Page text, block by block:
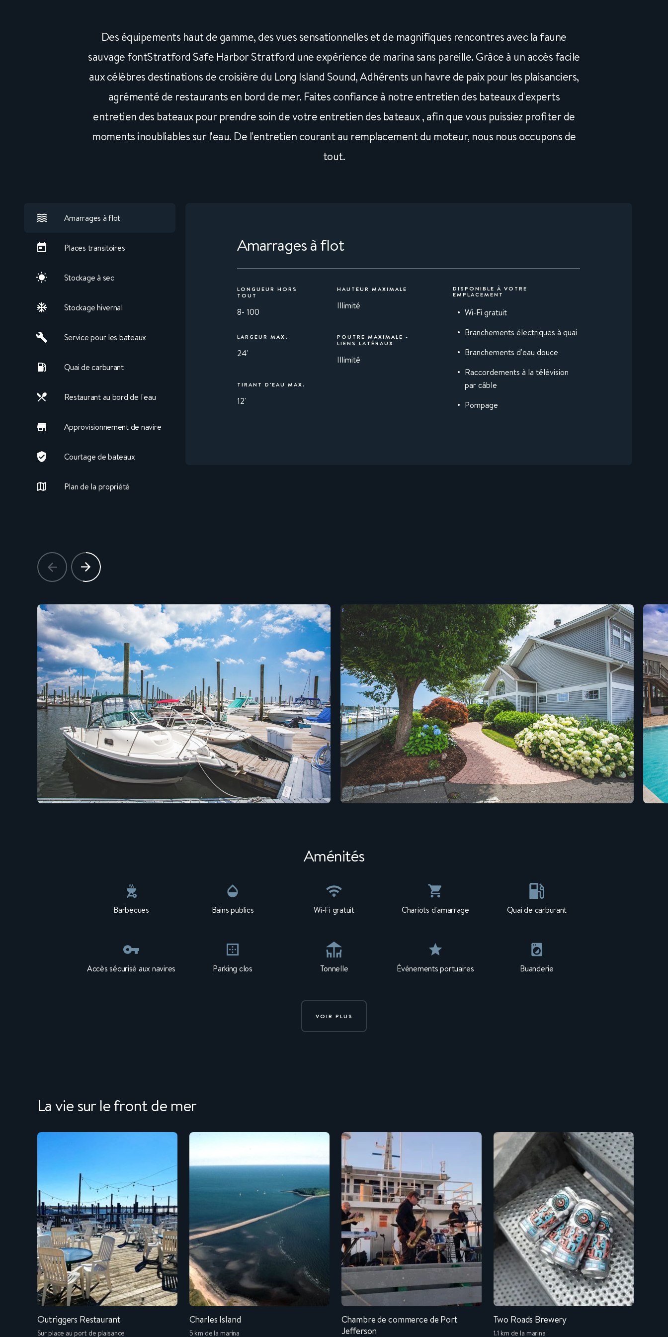
Des équipements haut de gamme, des vues sensationnelles et de magnifiques rencontres avec la faune
sauvage fontStratford Safe Harbor Stratford une expérience de marina sans pareille. Grâce à un accès facile
aux célèbres destinations de croisière du Long Island Sound, Adhérents un havre de paix pour les plaisanciers,
agrémenté de restaurants en bord de mer. Faites confiance à notre entretien des bateaux d'experts
entretien des bateaux pour prendre soin de votre entretien des bateaux , afin que vous puissiez profiter de
moments inoubliables sur l'eau. De l'entretien courant au remplacement du moteur, nous nous occupons de
tout.
Amarrages à flot
Places transitoires
Stockage à sec
Stockage hivernal
Service pour les bateaux
Quai de carburant
Restaurant au bord de l'eau
Approvisionnement de navire
Courtage de bateaux
Plan de la propriété
Amarrages à flot
LONGUEUR HORS
TOUT
8- 100
HAUTEUR MAXIMALE
Illimité
LARGEUR MAX.
24'
POUTRE MAXIMALE -
LIENS LATÉRAUX
Illimité
TIRANT D'EAU MAX.
12'
DISPONIBLE À VOTRE
EMPLACEMENT
Wi-Fi gratuit
Branchements électriques à quai
Branchements d'eau douce
Raccordements à la télévision
par câble
Pompage
Aménités
Barbecues Bains publics Wi-Fi gratuit Chariots d'amarrage Quai de carburant
Accès sécurisé aux navires Parking clos Tonnelle Événements portuaires Buanderie
VOIR PLUS
La vie sur le front de mer
Outriggers Restaurant
Sur place au port de plaisance
Charles Island
5 km de la marina
Chambre de commerce de Port
Jefferson
Two Roads Brewery
1.1 km de la marina